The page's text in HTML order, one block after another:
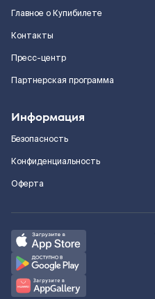
Главное о Купибилете
Контакты
Пресс-центр
Партнерская программа
Информация
Безопасность
Конфиденциальность
Оферта